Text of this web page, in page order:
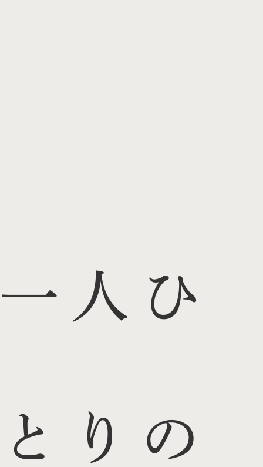
一人ひ
とりの